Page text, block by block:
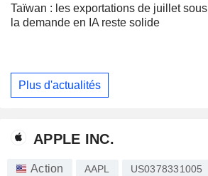
Taïwan : les exportations de juillet
la demande en IA reste solide
Plus d'actualités
APPLE INC.
Action AAPL US0378331005